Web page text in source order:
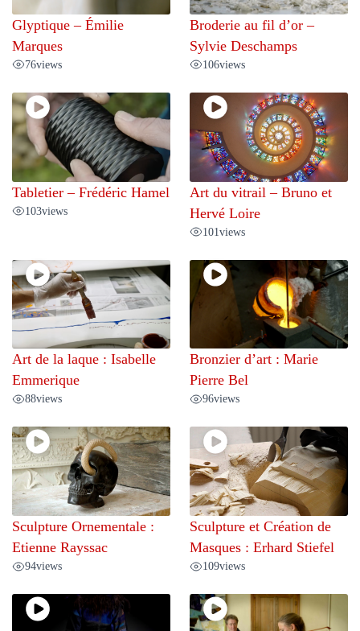
Glyptique – Émilie
Marques
76views
Broderie au fil d’or –
Sylvie Deschamps
106views
Tabletier – Frédéric Hamel
103views
Art du vitrail – Bruno et
Hervé Loire
101views
Art de la laque : Isabelle
Emmerique
88views
Bronzier d’art : Marie
Pierre Bel
96views
Sculpture Ornementale :
Etienne Rayssac
94views
Sculpture et Création de
Masques : Erhard Stiefel
109views